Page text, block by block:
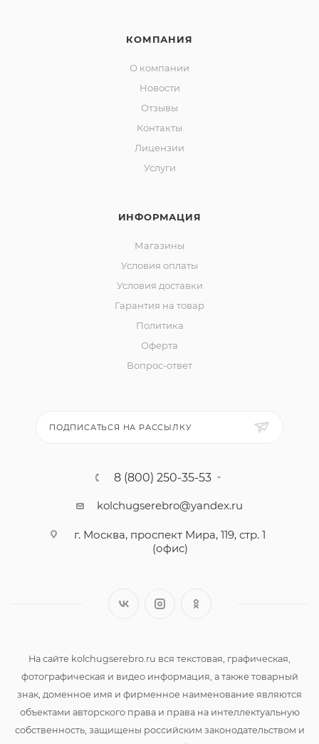
КОМПАНИЯ
О компании
Новости
Отзывы
Контакты
Лицензии
Услуги
ИНФОРМАЦИЯ
Магазины
Условия оплаты
Условия доставки
Гарантия на товар
Политика
Оферта
Вопрос-ответ
ПОДПИСАТЬСЯ НА РАССЫЛКУ
8 (800) 250-35-53
kolchugserebro@yandex.ru
г. Москва, проспект Мира, 119, стр. 1
(офис)
На сайте kolchugserebro.ru вся текстовая, графическая,
фотографическая и видео информация, а также товарный
знак, доменное имя и фирменное наименование являются
объектами авторского права и права на интеллектуальную
собственность, защищены российским законодательством и